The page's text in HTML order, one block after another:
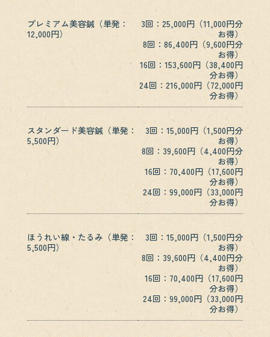
プレミアム美容鍼（単発：
12,000円）
3回：25,000円（11,000円分
お得）
8回：86,400円（9,600円分
お得）
16回：153,600円（38,400円
分お得）
24回：216,000円（72,000円
分お得）
スタンダード美容鍼（単発：
5,500円）
3回：15,000円（1,500円分
お得）
8回：39,600円（4,400円分
お得）
16回：70,400円（17,600円
分お得）
24回：99,000円（33,000円
分お得）
ほうれい線・たるみ（単発：
5,500円）
3回：15,000円（1,500円分
お得）
8回：39,600円（4,400円分
お得）
16回：70,400円（17,600円
分お得）
24回：99,000円（33,000円
分お得）